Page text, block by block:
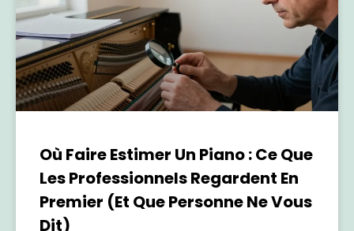
Où Faire Estimer Un Piano : Ce Que
Les Professionnels Regardent En
Premier (et Que Personne Ne Vous
Dit)